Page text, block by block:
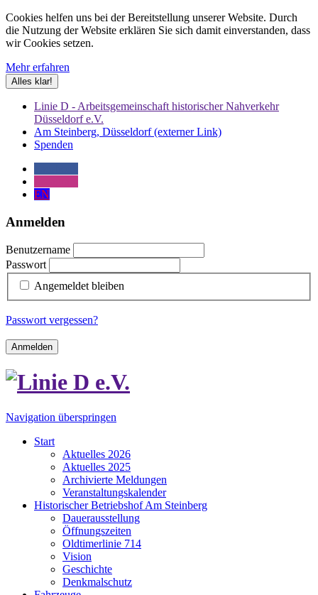
Cookies helfen uns bei der Bereitstellung unserer Website. Durch
die Nutzung der Website erklären Sie sich damit einverstanden, dass
wir Cookies setzen.
Mehr erfahren
Alles klar!
Linie D - Arbeitsgemeinschaft historischer Nahverkehr
Düsseldorf e.V.
Am Steinberg, Düsseldorf (externer Link)
Spenden
EN
Anmelden
Benutzername
Passwort
Angemeldet bleiben
Passwort vergessen?
Anmelden
Navigation überspringen
Start
Aktuelles 2026
Aktuelles 2025
Archivierte Meldungen
Veranstaltungskalender
Historischer Betriebshof Am Steinberg
Dauerausstellung
Öffnungszeiten
Oldtimerlinie 714
Vision
Geschichte
Denkmalschutz